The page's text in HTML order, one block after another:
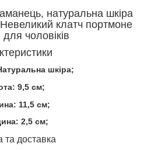
натуральна шкіра
клатч портмоне
для чоловіків
шкіра;
9,5 см;
11,5 см;
2,5 см;
та доставка